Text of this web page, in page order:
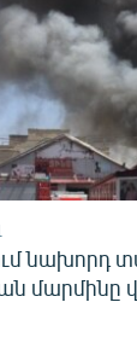
նախորդ
մարմինը